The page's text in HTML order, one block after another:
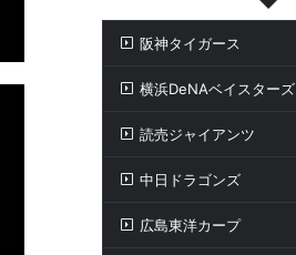
阪神タイガース
横浜DeNAベイスターズ
読売ジャイアンツ
中日ドラゴンズ
広島東洋カープ